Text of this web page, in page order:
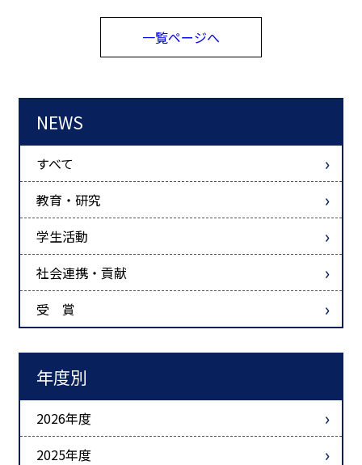
一覧ページへ
NEWS
すべて
教育・研究
学生活動
社会連携・貢献
受 賞
年度別
2026年度
2025年度